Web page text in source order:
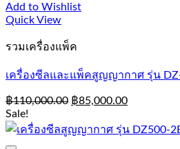
Add to Wishlist
Quick View
รวมเครื่องแพ็ค
เครื่องซีลและแพ็คสูญญากาศ รุ่น
฿110,000.00 ฿85,000.00
Sale!